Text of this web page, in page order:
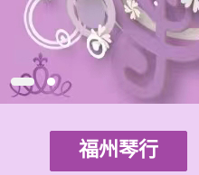
福州琴行